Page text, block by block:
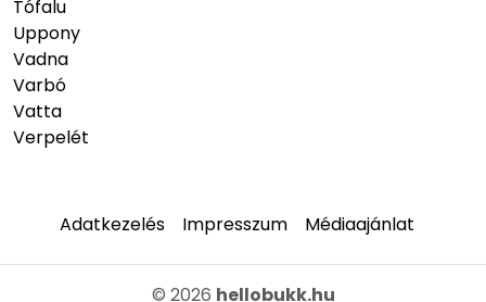
Tófalu
Uppony
Vadna
Varbó
Vatta
Verpelét
Adatkezelés Impresszum Médiaajánlat
© 2026 hellobukk.hu